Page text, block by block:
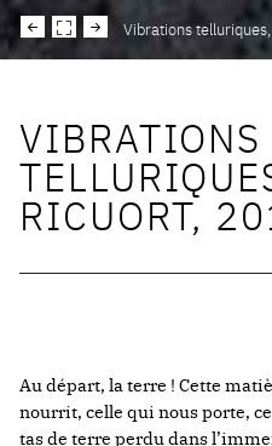
Vibrations
VIBRATIONS
RICUORT,
Au départ, la terre ! Cette
nourrit, celle qui nous porte,
tas de terre perdu dans